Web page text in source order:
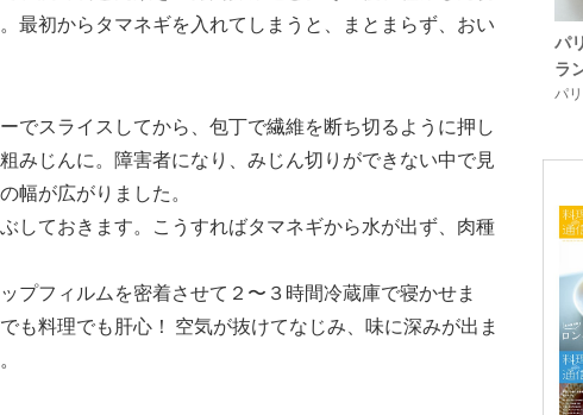
最初からタマネギを入れてしまうと、まとまらず、おい
でスライスしてから、包丁で繊維を断ち切るように押し
みじんに。障害者になり、みじん切りができない中で見
幅が広がりました。
しておきます。こうすればタマネギから水が出ず、肉種
プフィルムを密着させて２〜３時間冷蔵庫で寝かせま
も料理でも肝心！ 空気が抜けてなじみ、味に深みが出ま
パ
ラ
パ